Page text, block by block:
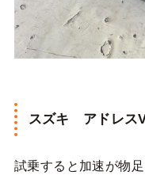
スズキ アドレス
試乗すると加速が物足